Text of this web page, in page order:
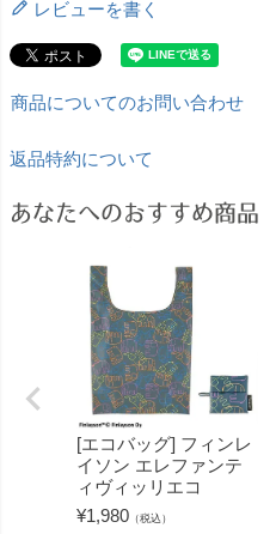
レビューを書く
商品についてのお問い合わせ
返品特約について
あなたへのおすすめ商品
[エコバッグ] フィンレ
イソン エレファンテ
ィヴィッリエコ
¥1,980 （税込）